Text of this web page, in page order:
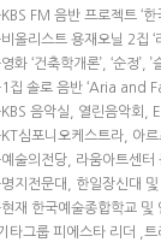
FM 음반 프로젝트 ‘
올리스트 용재오닐 2집
화 ‘건축학개론’, ‘순정’,
집 솔로 음반 ‘Aria and
음악실, 열린음악회,
심포니오케스트라, 아
술의전당, 라움아트센터
지전문대, 한일장신대
재 한국예술종합학교 및
타그룹 피에스타 리더 ,트